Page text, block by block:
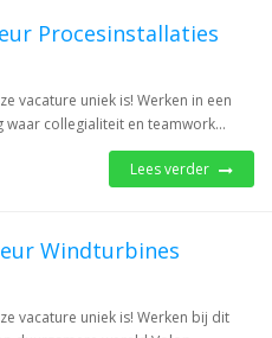
Procesinstallaties
vacature uniek is! Werken in een
collegialiteit en teamwork...
Lees verder
Windturbines
vacature uniek is! Werken bij dit